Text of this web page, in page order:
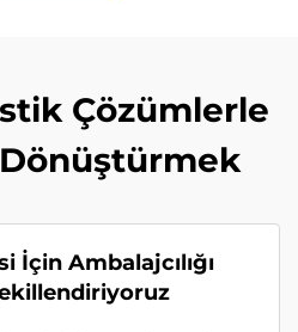
Çözümlerle
İçin Ambalajcılığı